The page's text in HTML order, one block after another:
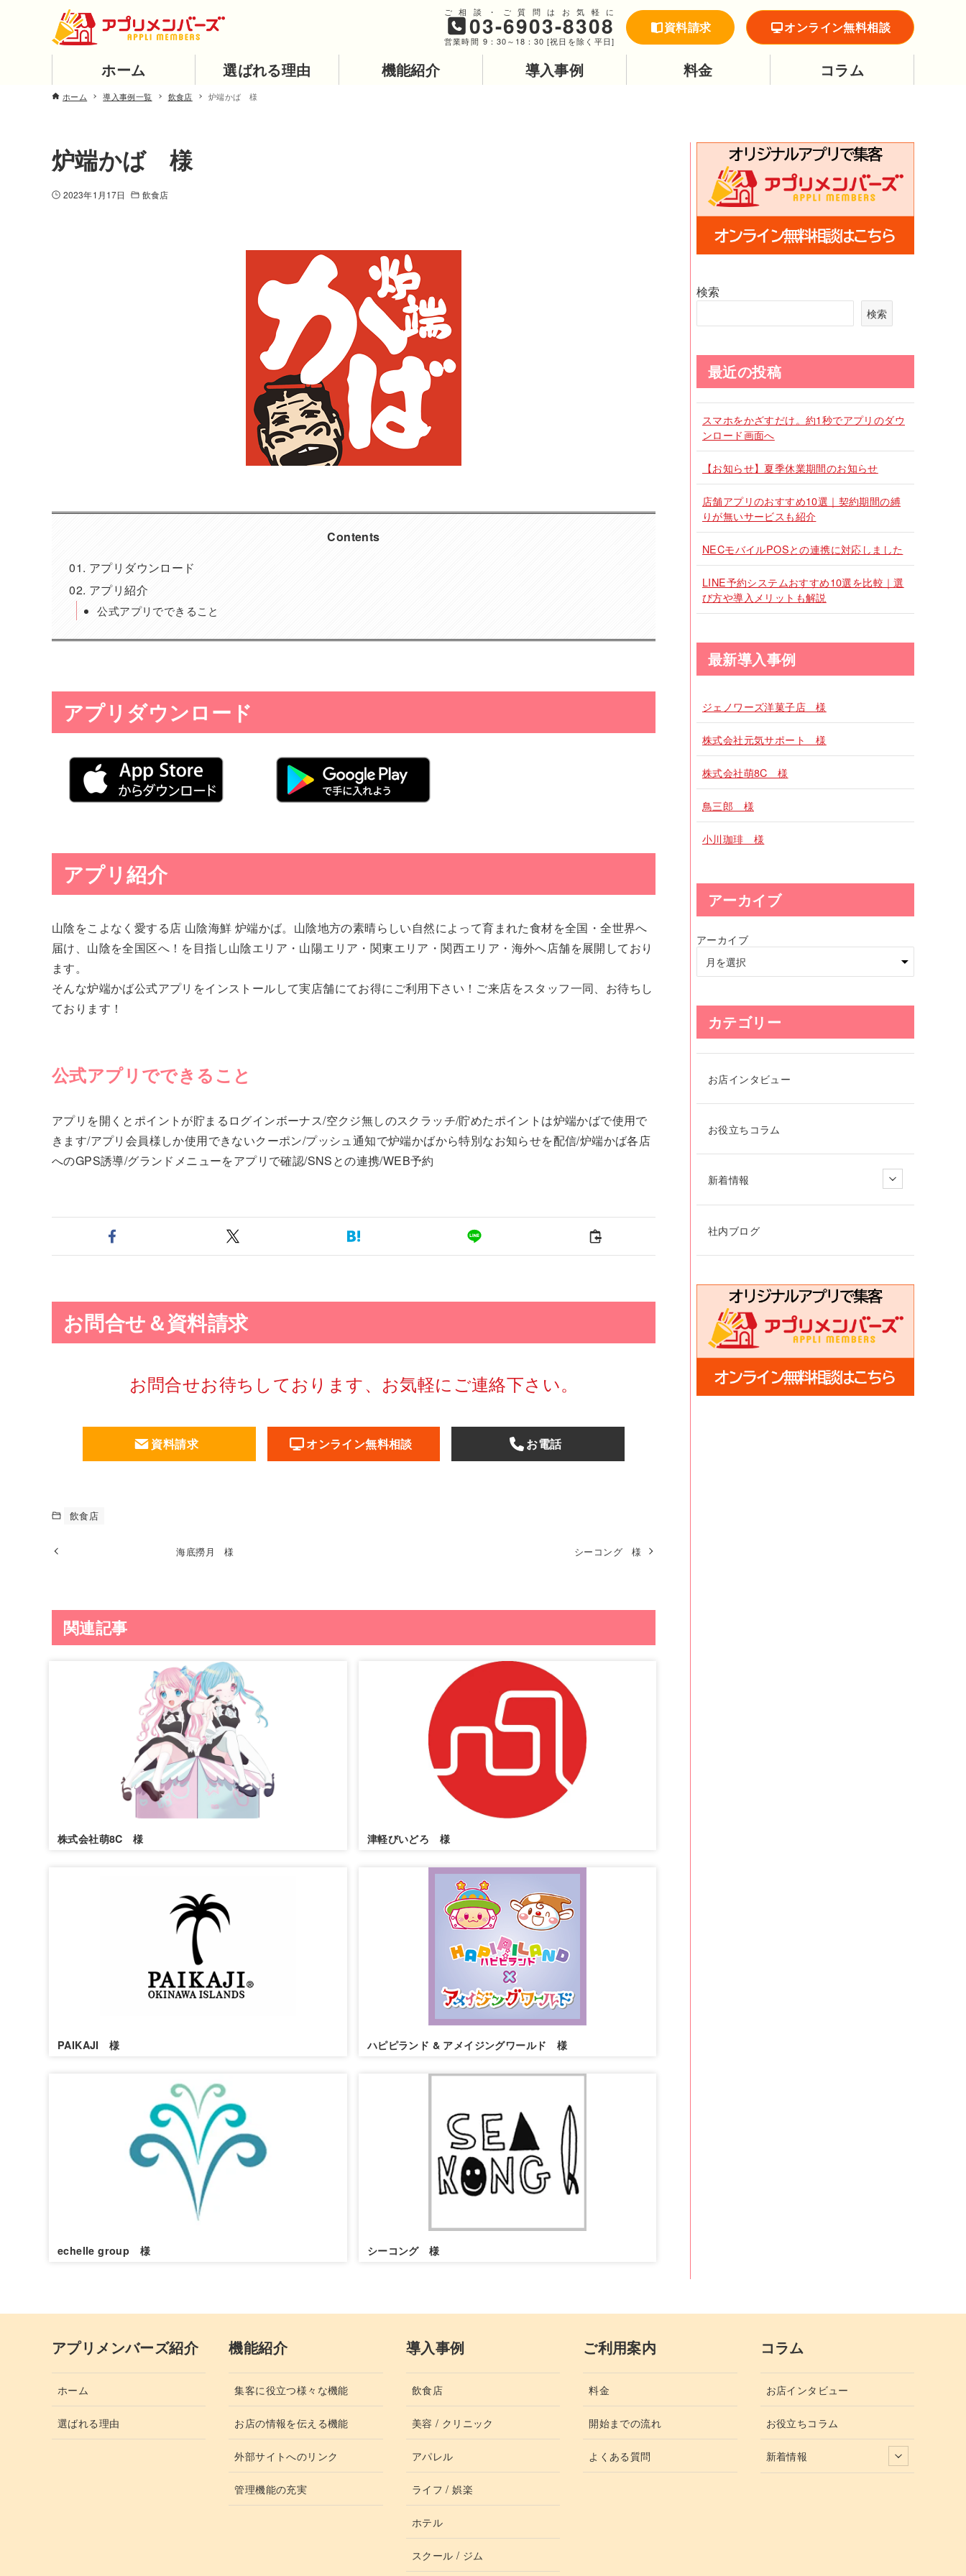
ご相談・ご質問はお気軽に
03-6903-8308
営業時間 9：30～18：30 [祝日を除く平日]
資料請求 オンライン無料相談
ホーム 選ばれる理由 機能紹介 導入事例 料金 コラム
ホーム 導入事例一覧 飲食店 炉端かば 様
炉端かば 様
2023年1月17日 飲食店
Contents
アプリダウンロード
アプリ紹介
公式アプリでできること
アプリダウンロード
アプリ紹介
山陰をこよなく愛する店 山陰海鮮 炉端かば。山陰地方の素晴らしい自然によって育まれた食材を全国・全世界へ
届け、山陰を全国区へ！を目指し山陰エリア・山陽エリア・関東エリア・関西エリア・海外へ店舗を展開しており
ます。
そんな炉端かば公式アプリをインストールして実店舗にてお得にご利用下さい！ご来店をスタッフ一同、お待ちし
ております！
公式アプリでできること
アプリを開くとポイントが貯まるログインボーナス/空クジ無しのスクラッチ/貯めたポイントは炉端かばで使用で
きます/アプリ会員様しか使用できないクーポン/プッシュ通知で炉端かばから特別なお知らせを配信/炉端かば各店
へのGPS誘導/グランドメニューをアプリで確認/SNSとの連携/WEB予約
お問合せ＆資料請求
お問合せお待ちしております、お気軽にご連絡下さい。
資料請求 オンライン無料相談 お電話
飲食店
海底撈月 様 シーコング 様
関連記事
株式会社萌8C 様 津軽びいどろ 様
PAIKAJI 様 ハピピランド & アメイジングワールド 様
echelle group 様 シーコング 様
検索
検索
最近の投稿
スマホをかざすだけ。約1秒でアプリのダウ
ンロード画面へ
【お知らせ】夏季休業期間のお知らせ
店舗アプリのおすすめ10選｜契約期間の縛
りが無いサービスも紹介
NECモバイルPOSとの連携に対応しました
LINE予約システムおすすめ10選を比較｜選
び方や導入メリットも解説
最新導入事例
ジェノワーズ洋菓子店 様
株式会社元気サポート 様
株式会社萌8C 様
鳥三郎 様
小川珈琲 様
アーカイブ
アーカイブ
カテゴリー
お店インタビュー
お役立ちコラム
新着情報
社内ブログ
アプリメンバーズ紹介
ホーム
選ばれる理由
機能紹介
集客に役立つ様々な機能
お店の情報を伝える機能
外部サイトへのリンク
管理機能の充実
導入事例
飲食店
美容 / クリニック
アパレル
ライフ / 娯楽
ホテル
スクール / ジム
ご利用案内
料金
開始までの流れ
よくある質問
コラム
お店インタビュー
お役立ちコラム
新着情報